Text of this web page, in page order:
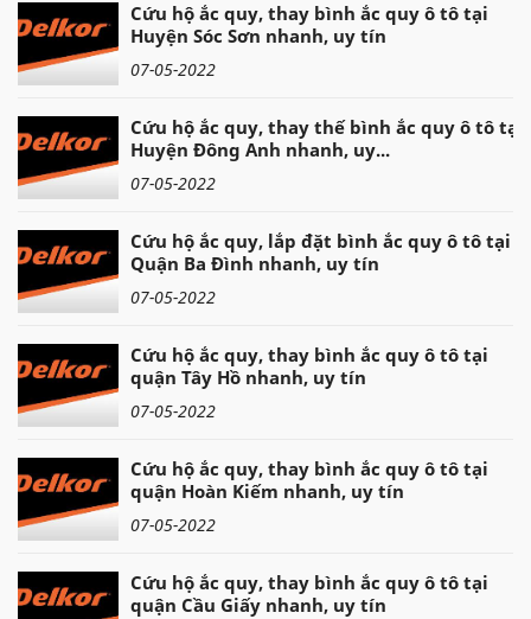
Cứu hộ ắc quy, thay bình ắc quy ô tô tại
Huyện Sóc Sơn nhanh, uy tín
07-05-2022
Cứu hộ ắc quy, thay thế bình ắc quy ô tô tại
Huyện Đông Anh nhanh, uy...
07-05-2022
Cứu hộ ắc quy, lắp đặt bình ắc quy ô tô tại
Quận Ba Đình nhanh, uy tín
07-05-2022
Cứu hộ ắc quy, thay bình ắc quy ô tô tại
quận Tây Hồ nhanh, uy tín
07-05-2022
Cứu hộ ắc quy, thay bình ắc quy ô tô tại
quận Hoàn Kiếm nhanh, uy tín
07-05-2022
Cứu hộ ắc quy, thay bình ắc quy ô tô tại
quận Cầu Giấy nhanh, uy tín